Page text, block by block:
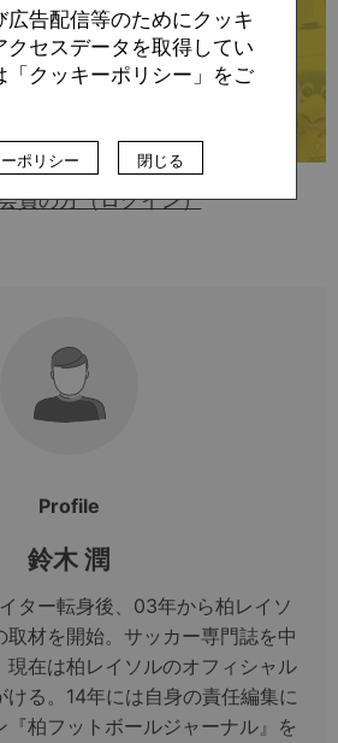
いただけます
細はこちら
員の方（ログイン）
Profile
鈴木 潤
ター転身後、03年から柏レイソ
取材を開始。サッカー専門誌を中
現在は柏レイソルのオフィシャル
る。14年には自身の責任編集に
『柏フットボールジャーナル』を
広告配信等のためにクッキ
クセスデータを取得してい
「クッキーポリシー」をご
ポリシー 閉じる